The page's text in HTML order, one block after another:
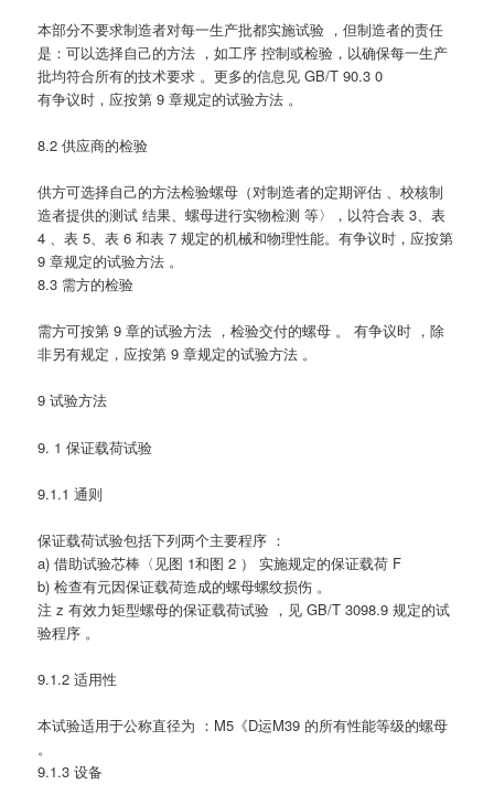
本部分不要求制造者对每一生产批都实施试验 ，但制造者的责任
是：可以选择自己的方法 ，如工序 控制或检验，以确保每一生产
批均符合所有的技术要求 。更多的信息见 GB/T 90.3 0
有争议时，应按第 9 章规定的试验方法 。
8.2 供应商的检验
供方可选择自己的方法检验螺母（对制造者的定期评估 、校核制
造者提供的测试 结果、螺母进行实物检测 等〉，以符合表 3、表
4 、表 5、表 6 和表 7 规定的机械和物理性能。有争议时，应按第
9 章规定的试验方法 。
8.3 需方的检验
需方可按第 9 章的试验方法 ，检验交付的螺母 。 有争议时 ，除
非另有规定，应按第 9 章规定的试验方法 。
9 试验方法
9. 1 保证载荷试验
9.1.1 通则
保证载荷试验包括下列两个主要程序 ：
a) 借助试验芯棒〈见图 1和图 2 ） 实施规定的保证载荷 F
b) 检查有元因保证载荷造成的螺母螺纹损伤 。
注 z 有效力矩型螺母的保证载荷试验 ，见 GB/T 3098.9 规定的试
验程序 。
9.1.2 适用性
本试验适用于公称直径为 ：M5《D运M39 的所有性能等级的螺母
。
9.1.3 设备